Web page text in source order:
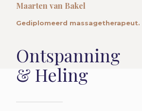
Maarten van Bakel
Gediplomeerd massagetherapeut.
Ontspanning
& Heling